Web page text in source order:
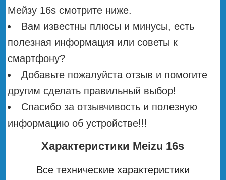
Мейзу 16s смотрите ниже.
Вам известны плюсы и минусы, есть
полезная информация или советы к
смартфону?
Добавьте пожалуйста отзыв и помогите
другим сделать правильный выбор!
Спасибо за отзывчивость и полезную
информацию об устройстве!!!
Характеристики Meizu 16s
Все технические характеристики